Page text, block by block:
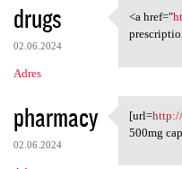
drugs
02.06.2024
Adres
<a
<a href="
pharmacy
02.06.2024
[url=
500mg